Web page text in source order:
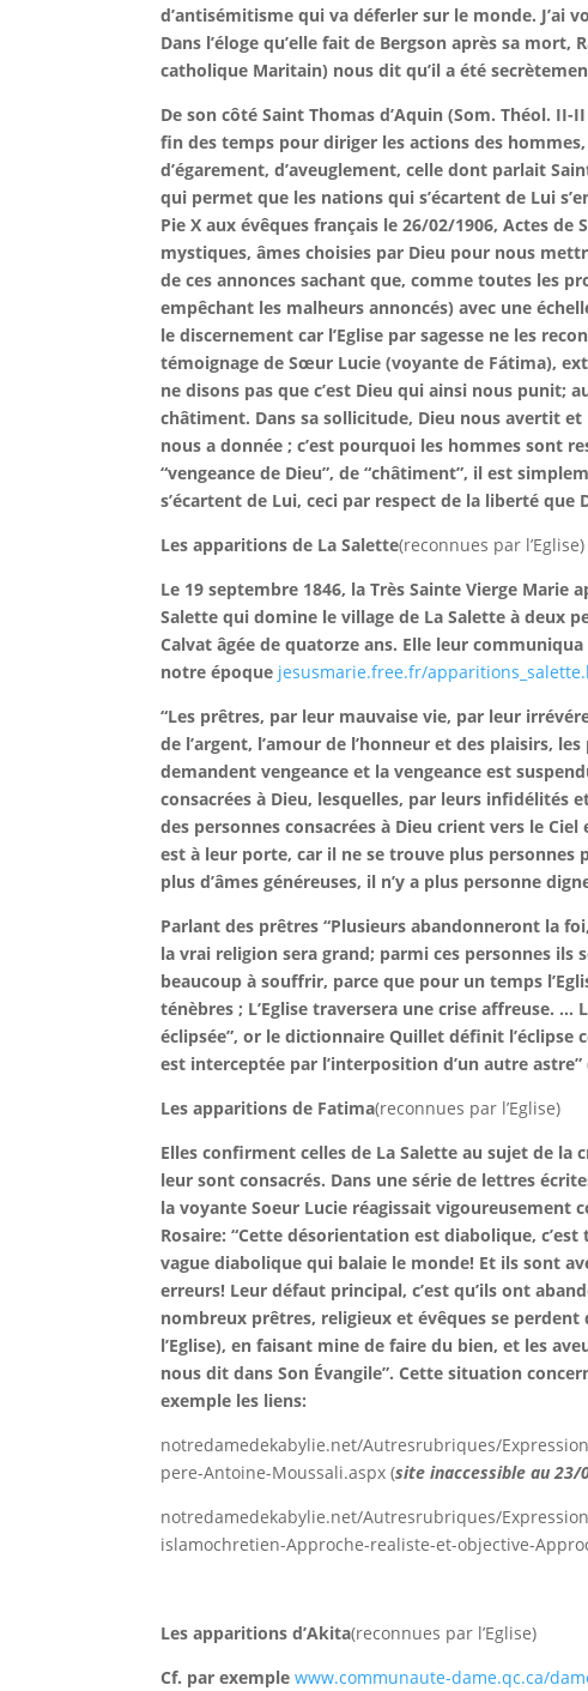
d’antisémitisme qui va déferler sur le monde. J’ai
Dans l’éloge qu’elle fait de Bergson après sa
catholique Maritain) nous dit qu’il a été
De son côté Saint Thomas d’Aquin (Som. Théol.
fin des temps pour diriger les actions des
d’égarement, d’aveuglement, celle dont parlait
qui permet que les nations qui s’écartent de Lui
Pie X aux évêques français le 26/02/1906, Actes de
mystiques, âmes choisies par Dieu pour nous
de ces annonces sachant que, comme toutes les
empêchant les malheurs annoncés) avec une
le discernement car l’Eglise par sagesse ne les
témoignage de Sœur Lucie (voyante de Fátima),
ne disons pas que c’est Dieu qui ainsi nous punit;
châtiment. Dans sa sollicitude, Dieu nous avertit
nous a donnée ; c’est pourquoi les hommes sont
“vengeance de Dieu”, de “châtiment”, il est
s’écartent de Lui, ceci par respect de la liberté que
Les apparitions de La Salette(reconnues par l’Eglise)
Le 19 septembre 1846, la Très Sainte Vierge Marie
Salette qui domine le village de La Salette à deux
Calvat âgée de quatorze ans. Elle leur
notre époque jesusmarie.free.fr/
“Les prêtres, par leur mauvaise vie, par leur
de l’argent, l’amour de l’honneur et des plaisirs,
demandent vengeance et la vengeance est
consacrées à Dieu, lesquelles, par leurs infidélités
des personnes consacrées à Dieu crient vers le
est à leur porte, car il ne se trouve plus
plus d’âmes généreuses, il n’y a plus personne
Parlant des prêtres “Plusieurs abandonneront la
la vrai religion sera grand; parmi ces personnes ils
beaucoup à souffrir, parce que pour un temps
ténèbres ; L’Eglise traversera une crise affreuse. …
éclipsée”, or le dictionnaire Quillet définit l’éclipse
est interceptée par l’interposition d’un autre
Les apparitions de Fatima(reconnues par l’Eglise)
Elles confirment celles de La Salette au sujet de la
leur sont consacrés. Dans une série de lettres
la voyante Soeur Lucie réagissait vigoureusement
Rosaire: “Cette désorientation est diabolique,
vague diabolique qui balaie le monde! Et ils sont
erreurs! Leur défaut principal, c’est qu’ils ont
nombreux prêtres, religieux et évêques se
l’Eglise), en faisant mine de faire du bien, et les
nous dit dans Son Évangile”. Cette situation
exemple les liens:
notredamedekabylie.net/Autresrubriques/
pere-Antoine-Moussali.aspx (site inaccessible au 23/
notredamedekabylie.net/Autresrubriques/
islamochretien-Approche-realiste-et-objective-
Les apparitions d’Akita(reconnues par l’Eglise)
Cf. par exemplewww.communaute-dame.qc.ca/